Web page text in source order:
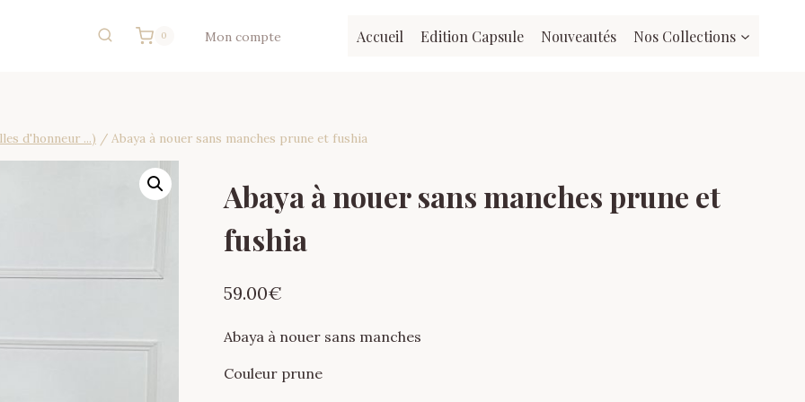
0 Mon compte Accueil Edition Capsule Nouveautés Nos Collections
d'honneur ...) / Abaya à nouer sans manches prune et fushia
Abaya à nouer sans manches prune et
fushia
59.00€
Abaya à nouer sans manches
Couleur prune